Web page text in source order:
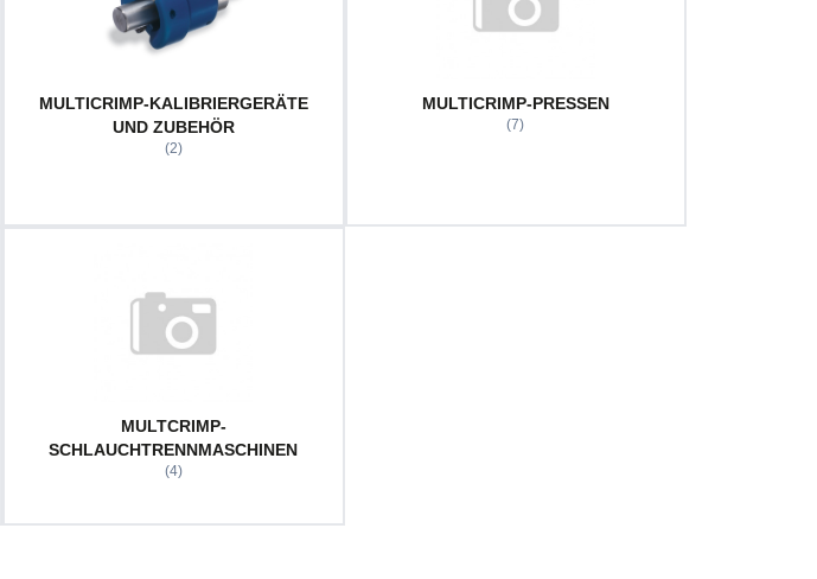
MULTICRIMP-KALIBRIERGERÄTE
UND ZUBEHÖR
(2)
MULTICRIMP-PRESSEN
(7)
MULTCRIMP-
SCHLAUCHTRENNMASCHINEN
(4)